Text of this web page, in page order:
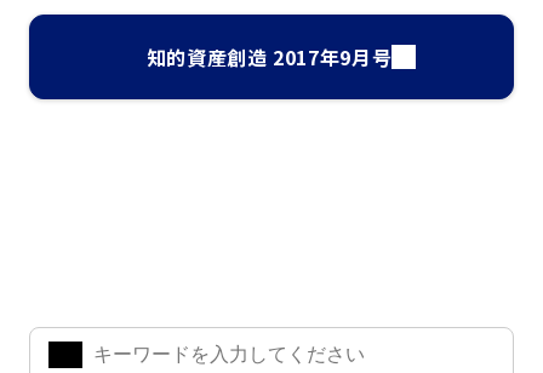
知的資産創造 2017年9月号